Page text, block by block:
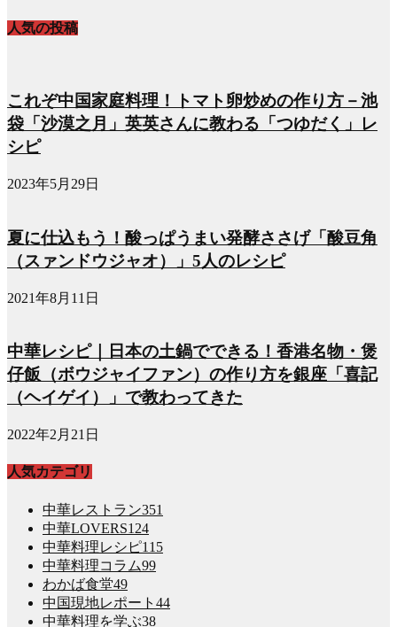
人気の投稿
これぞ中国家庭料理！トマト卵炒めの作り方－池
袋「沙漠之月」英英さんに教わる「つゆだく」レ
シピ
2023年5月29日
夏に仕込もう！酸っぱうまい発酵ささげ「酸豆角
（スァンドウジャオ）」5人のレシピ
2021年8月11日
中華レシピ｜日本の土鍋でできる！香港名物・煲
仔飯（ボウジャイファン）の作り方を銀座「喜記
（ヘイゲイ）」で教わってきた
2022年2月21日
人気カテゴリ
中華レストラン351
中華LOVERS124
中華料理レシピ115
中華料理コラム99
わかば食堂49
中国現地レポート 44
中華料理を学ぶ38